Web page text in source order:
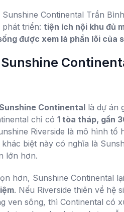
Continental Trần
triển: tiện ích nội khu đủ
được xem là phần lõi của
Continental là dự án
chỉ có 1 tòa tháp, gần
Riverside là mô hình
biệt này có nghĩa là
lớn hơn.
hơn, Sunshine Continental
. Nếu Riverside thiên về hệ
ven sông, thì Continental có